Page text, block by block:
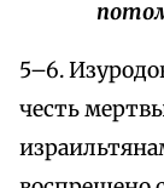
5–6.
честь